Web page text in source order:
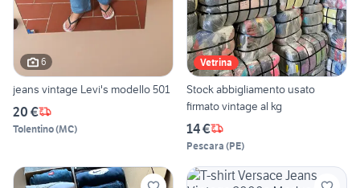
6
jeans vintage Levi's modello 501
20 €
Tolentino(MC)
Vetrina
Stock abbigliamento usato
firmato vintage al kg
14 €
Pescara (PE)